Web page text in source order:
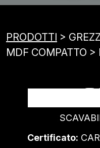
PRODOTTI >
MDF COMPATTO >
MDF
Certificato: